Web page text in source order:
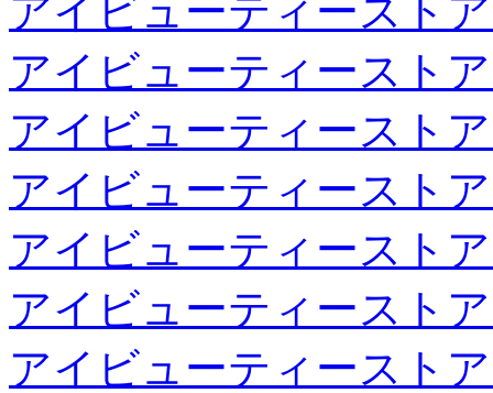
アイビューティースト
アイビューティースト
アイビューティースト
アイビューティースト
アイビューティースト
アイビューティースト
アイビューティースト